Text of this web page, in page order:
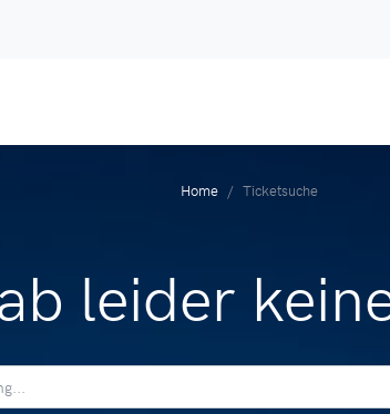
Home Ticketsuche
leider